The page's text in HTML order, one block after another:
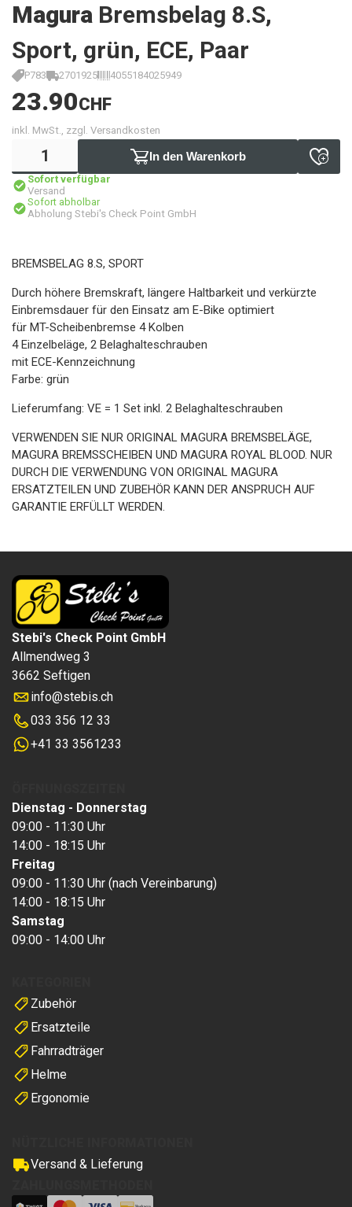
Magura Bremsbelag 8.S,
Sport, grün, ECE, Paar
P783 2701925 4055184025949
23.90CHF
inkl. MwSt., zzgl. Versandkosten
In den Warenkorb
Sofort verfügbar
Versand
Sofort abholbar
Abholung Stebi's Check Point GmbH
BREMSBELAG 8.S, SPORT
Durch höhere Bremskraft, längere Haltbarkeit und verkürzte
Einbremsdauer für den Einsatz am E-Bike optimiert
für MT-Scheibenbremse 4 Kolben
4 Einzelbeläge, 2 Belaghalteschrauben
mit ECE-Kennzeichnung
Farbe: grün
Lieferumfang: VE = 1 Set inkl. 2 Belaghalteschrauben
VERWENDEN SIE NUR ORIGINAL MAGURA BREMSBELÄGE,
MAGURA BREMSSCHEIBEN UND MAGURA ROYAL BLOOD. NUR
DURCH DIE VERWENDUNG VON ORIGINAL MAGURA
ERSATZTEILEN UND ZUBEHÖR KANN DER ANSPRUCH AUF
GARANTIE ERFÜLLT WERDEN.
Stebi's Check Point GmbH
Allmendweg 3
3662 Seftigen
info@stebis.ch
033 356 12 33
+41 33 3561233
Zubehör
Ersatzteile
Fahrradträger
Helme
Ergonomie
Versand & Lieferung
Dienstag - Donnerstag
09:00 - 11:30 Uhr
14:00 - 18:15 Uhr
Freitag
09:00 - 11:30 Uhr (nach Vereinbarung)
14:00 - 18:15 Uhr
Samstag
09:00 - 14:00 Uhr